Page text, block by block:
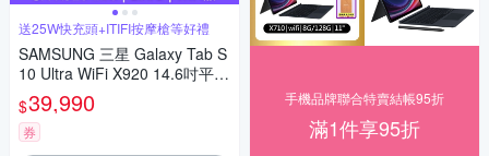
送25W快充頭+ITIFI按摩槍等好禮
SAMSUNG 三星 Galaxy Tab S
10 Ultra WiFi X920 14.6吋平板
電腦 (12G/256G)
$39,990
券
手機品牌聯合特賣結帳95折
滿1件享95折